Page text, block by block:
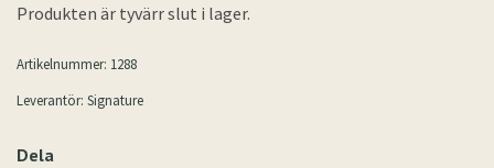
Produkten är tyvärr slut i lager.
Artikelnummer: 1288
Leverantör: Signature
Dela